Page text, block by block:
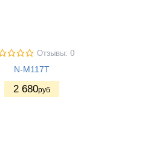
Отзывы: 0
N-M117T
2 680руб